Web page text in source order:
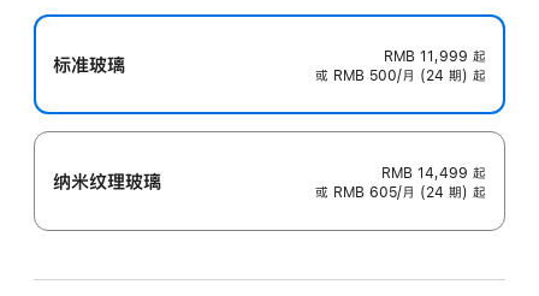
标准玻璃 RMB 11,999 起
或 RMB 500/月 (24 期) 起
纳米纹理玻璃 RMB 14,499 起
或 RMB 605/月 (24 期) 起